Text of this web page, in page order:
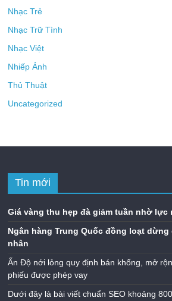
Nhạc Trẻ
Nhạc Trữ Tình
Nhạc Việt
Nhiếp Ảnh
Thủ Thuật
Uncategorized
Tin mới
Giá vàng thu hẹp đà giảm tuần nhờ lực
Ngân hàng Trung Quốc đồng loạt
nhân
Ấn Độ nới lỏng quy định bán khống, mở
phiếu được phép vay
Dưới đây là bài viết chuẩn SEO khoảng